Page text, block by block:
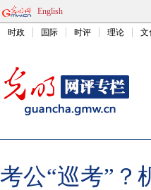
English
时政 国际 时评 理论 文
考公“巡考”？